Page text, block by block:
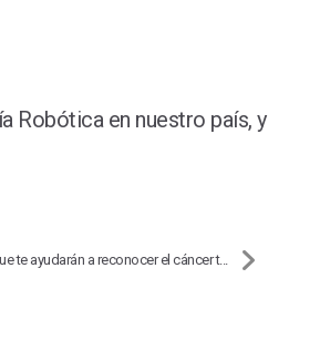
Robótica en nuestro país, y
te ayudarán a reconocer el cáncer t...